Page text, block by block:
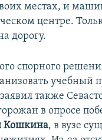
местах, и
центре.
дорогу.
спорного
учебный
также
в опросе
Кошкина, в вузе